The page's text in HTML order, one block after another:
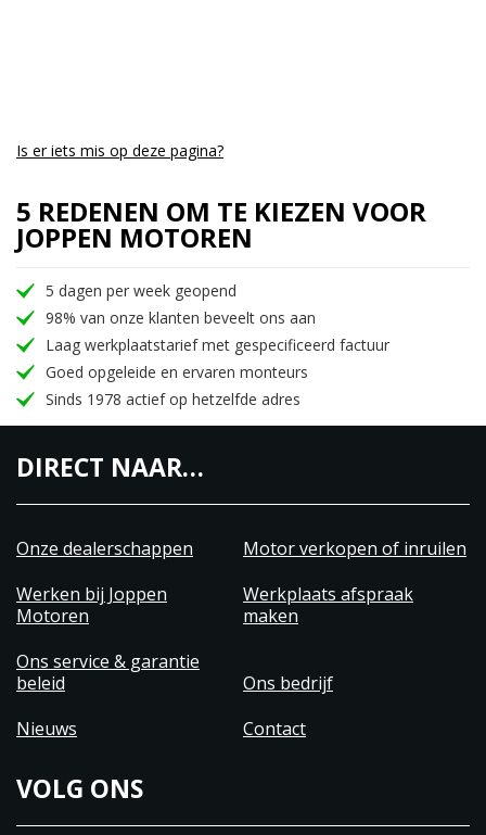
Is er iets mis op deze pagina?
5 REDENEN OM TE KIEZEN VOOR
JOPPEN MOTOREN
5 dagen per week geopend
98% van onze klanten beveelt ons aan
Laag werkplaatstarief met gespecificeerd factuur
Goed opgeleide en ervaren monteurs
Sinds 1978 actief op hetzelfde adres
DIRECT NAAR…
Onze dealerschappen
Motor verkopen of inruilen
Werken bij Joppen
Motoren
Werkplaats afspraak
maken
Ons service & garantie
beleid
Ons bedrijf
Nieuws
Contact
VOLG ONS